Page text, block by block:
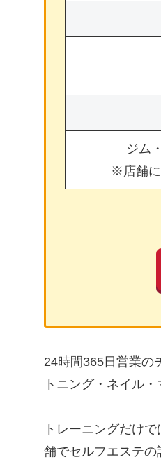
ジム
※店舗に
24時間365日営業の
トニング・ネイル
トレーニングだけ
舗でセルフエステの